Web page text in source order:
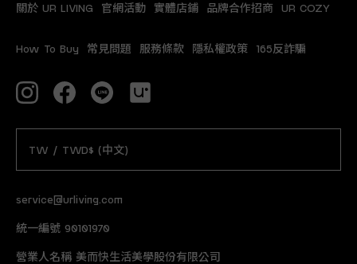
service@urliving.com
統一編號 90101970
營業人名稱 美而快生活美學股份有限公司
關於 UR LIVING 官網活動 實體店鋪 品牌合作招商 UR COZY
How To Buy 常見問題 服務條款 隱私權政策 165反詐騙
TW / TWD$ (中文)